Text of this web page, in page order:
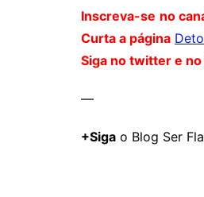
Inscreva-se no
Curta a página
Siga no twitter e
—
+Siga o Blog Ser